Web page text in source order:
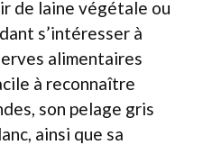
de laine végétale ou
s’intéresser à
alimentaires
à reconnaître
son pelage gris
ainsi que sa